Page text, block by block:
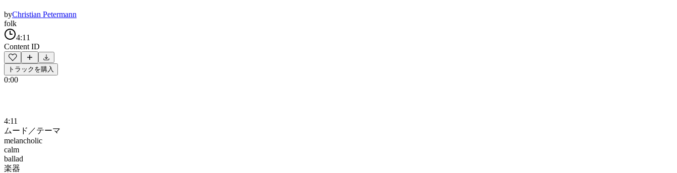
byChristian Petermann
folk
4:11
Content ID
トラックを購入
0:00
4:11
ムード／テーマ
melancholic
calm
ballad
楽器